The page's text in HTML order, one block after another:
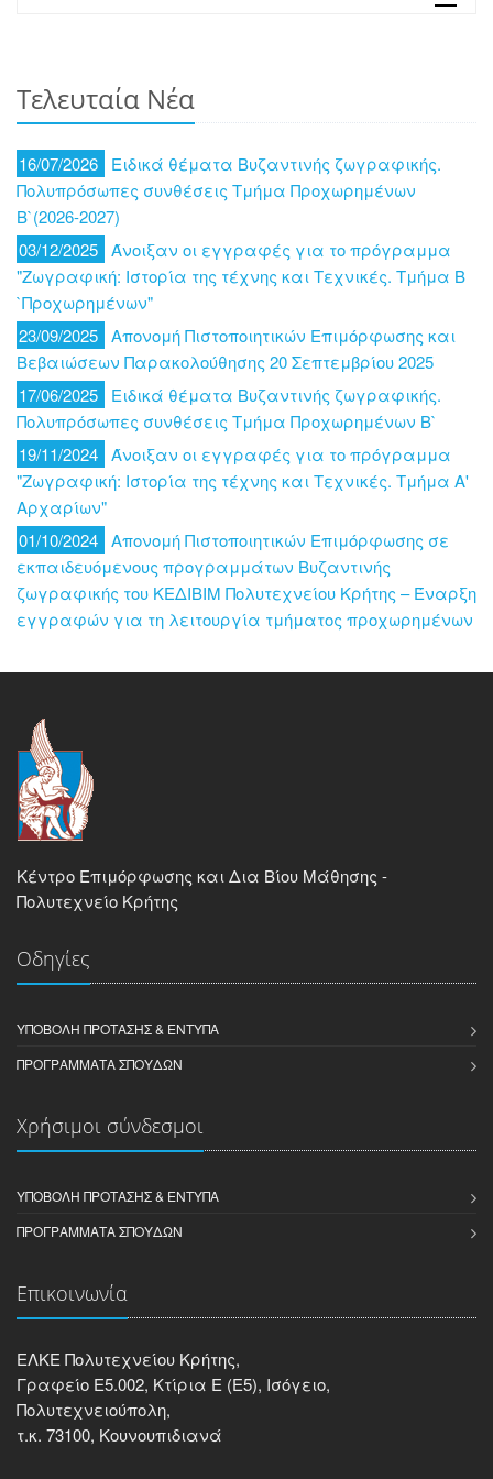
Τελευταία Νέα
16/07/2026
Ειδικά θέματα Βυζαντινής ζωγραφικής.
Πολυπρόσωπες συνθέσεις Τμήμα Προχωρημένων
Β`(2026-2027)
03/12/2025 Άνοιξαν οι εγγραφές για το πρόγραμμα
"Ζωγραφική: Ιστορία της τέχνης και Τεχνικές. Τμήμα Β
`Προχωρημένων"
23/09/2025 Απονομή Πιστοποιητικών Επιμόρφωσης και
Βεβαιώσεων Παρακολούθησης 20 Σεπτεμβρίου 2025
17/06/2025
Ειδικά θέματα Βυζαντινής ζωγραφικής.
Πολυπρόσωπες συνθέσεις Τμήμα Προχωρημένων Β`
19/11/2024 Άνοιξαν οι εγγραφές για το πρόγραμμα
"Ζωγραφική: Ιστορία της τέχνης και Τεχνικές. Τμήμα Α'
Αρχαρίων"
01/10/2024 Απονομή Πιστοποιητικών Επιμόρφωσης σε
εκπαιδευόμενους προγραμμάτων Βυζαντινής
ζωγραφικής του ΚΕΔΙΒΙΜ Πολυτεχνείου Κρήτης – Έναρξη
εγγραφών για τη λειτουργία τμήματος προχωρημένων
Κέντρο Επιμόρφωσης και Δια Βίου Μάθησης -
Πολυτεχνείο Κρήτης
Οδηγίες
ΥΠΟΒΟΛΉ ΠΡΌΤΑΣΗΣ & ΈΝΤΥΠΑ
ΠΡΟΓΡΆΜΜΑΤΑ ΣΠΟΥΔΏΝ
Χρήσιμοι σύνδεσμοι
ΥΠΟΒΟΛΉ ΠΡΌΤΑΣΗΣ & ΈΝΤΥΠΑ
ΠΡΟΓΡΆΜΜΑΤΑ ΣΠΟΥΔΏΝ
Επικοινωνία
ΕΛΚΕ Πολυτεχνείου Κρήτης,
Γραφείο Ε5.002, Κτίρια Ε (Ε5), Ισόγειο,
Πολυτεχνειούπολη,
τ.κ. 73100, Κουνουπιδιανά